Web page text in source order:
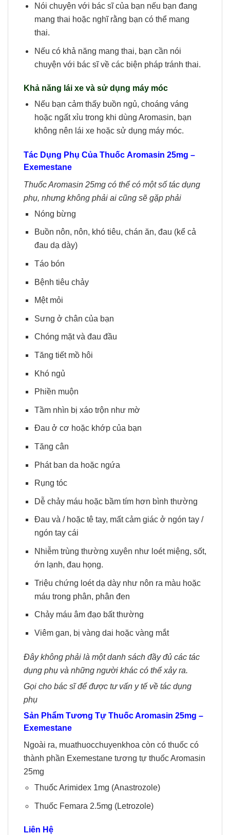
Nói chuyện với bác sĩ của bạn nếu bạn đang
mang thai hoặc nghĩ rằng bạn có thể mang
thai.
Nếu có khả năng mang thai, bạn cần nói
chuyện với bác sĩ về các biện pháp tránh thai.
Khả năng lái xe và sử dụng máy móc
Nếu bạn cảm thấy buồn ngủ, choáng váng
hoặc ngất xỉu trong khi dùng Aromasin, bạn
không nên lái xe hoặc sử dụng máy móc.
Tác Dụng Phụ Của Thuốc Aromasin 25mg –
Exemestane
Thuốc Aromasin 25mg có thể có một số tác dụng
phụ, nhưng không phải ai cũng sẽ gặp phải
Nóng bừng
Buồn nôn, nôn, khó tiêu, chán ăn, đau (kể cả
đau dạ dày)
Táo bón
Bệnh tiêu chảy
Mệt mỏi
Sưng ở chân của bạn
Chóng mặt và đau đầu
Tăng tiết mồ hôi
Khó ngủ
Phiền muộn
Tầm nhìn bị xáo trộn như mờ
Đau ở cơ hoặc khớp của bạn
Tăng cân
Phát ban da hoặc ngứa
Rụng tóc
Dễ chảy máu hoặc bầm tím hơn bình thường
Đau và / hoặc tê tay, mất cảm giác ở ngón tay /
ngón tay cái
Nhiễm trùng thường xuyên như loét miệng, sốt,
ớn lạnh, đau họng.
Triệu chứng loét dạ dày như nôn ra màu hoặc
máu trong phân, phân đen
Chảy máu âm đạo bất thường
Viêm gan, bị vàng dai hoặc vàng mắt
Đây không phải là một danh sách đầy đủ các tác
dụng phụ và những người khác có thể xảy ra.
Gọi cho bác sĩ để được tư vấn y tế về tác dụng
phụ
Sản Phẩm Tương Tự Thuốc Aromasin 25mg –
Exemestane
Ngoài ra, muathuocchuyenkhoa còn có thuốc có
thành phần Exemestane tương tự thuốc Aromasin
25mg
Thuốc Arimidex 1mg (Anastrozole)
Thuốc Femara 2.5mg (Letrozole)
Liên Hệ